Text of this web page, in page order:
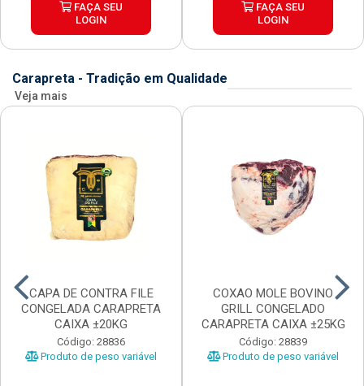
FAÇA SEU
LOGIN
FAÇA SEU
LOGIN
Carapreta - Tradição em Qualidade
Veja mais
CAPA DE CONTRA FILE
CONGELADA CARAPRETA
CAIXA ±20KG
Código: 28836
Produto de peso variável
COXAO MOLE BOVINO
GRILL CONGELADO
CARAPRETA CAIXA ±25KG
Código: 28839
Produto de peso variável